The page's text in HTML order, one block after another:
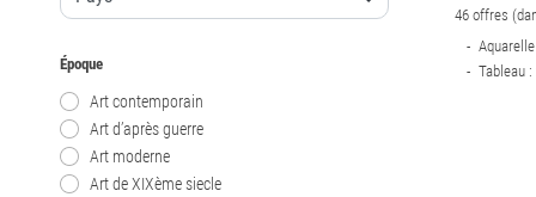
Époque
Art contemporain
Art d’après guerre
Art moderne
Art de XIXème siecle
46 offres
Tableau :